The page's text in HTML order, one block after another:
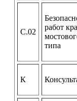
С.02
работ
типа
К